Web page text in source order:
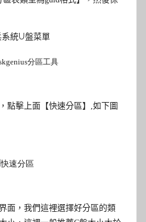
點擊上面【快速分區】
,如下圖
面，我們這裡選擇好分區的類